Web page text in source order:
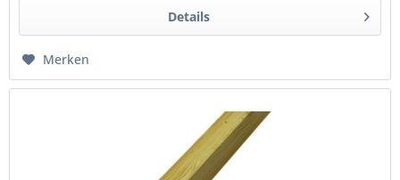
Details
Merken